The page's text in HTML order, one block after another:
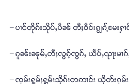
– ပၢင်တိုၵ်းသိုပ်ႇပဵၼ် တီႈဝဵင်းၵျွၵ့်မႄးႁၢ
– ၵူၼ်းၼုမ်ႇတီႈလွၵ့်ၸွၵ်ႇ ယဵပ်ႇၺႃးမၢၵ်
– ၸုမ်းႁူမ်ႈႁွမ်းသိုၵ်းတဢၢင်း ယိုတ်းၵု